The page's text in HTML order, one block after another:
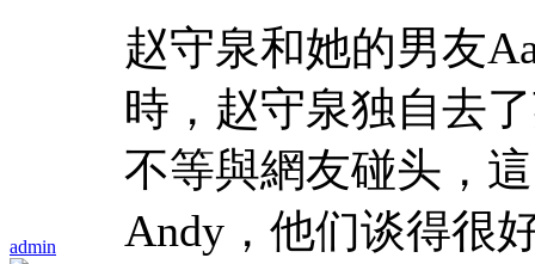
admin
赵守泉和她的男友
時，赵守泉独自去
不等與網友碰头，
Andy，他们谈得很